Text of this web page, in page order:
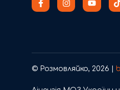
© Розмовляйко, 2026 |